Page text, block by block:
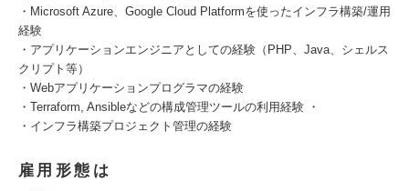
・Microsoft Azure、Google Cloud Platformを使ったインフラ構築/運用
経験
・アプリケーションエンジニアとしての経験（PHP、Java、シェルス
クリプト等）
・Webアプリケーションプログラマの経験
・Terraform, Ansibleなどの構成管理ツールの利用経験 ・
・インフラ構築プロジェクト管理の経験
雇用形態は